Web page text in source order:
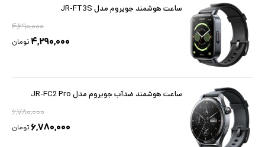
ساعت هوشمند جویروم مدل JR-FT3S
۴,۲۹۰,۰۰۰
۴,۲۹۰,۰۰۰ تومان
ساعت هوشمند ضدآب جویروم مدل JR-FC2 Pro
۶,۷۸۰,۰۰۰
۶,۷۸۰,۰۰۰ تومان